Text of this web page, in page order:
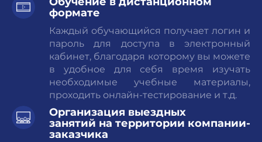
формате
Каждый обучающийся получает логин и
пароль для доступа в электронный
кабинет, благодаря которому вы можете
в удобное для себя время изучать
необходимые учебные материалы,
проходить онлайн-тестирование и т.д.
Организация выездных
занятий на территории компании-
заказчика